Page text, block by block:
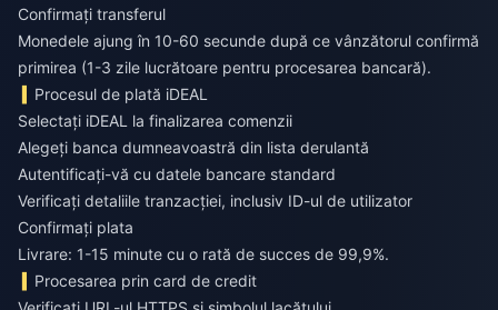
Confirmați transferul
Monedele ajung în 10-60 secunde după ce vânzătorul confirmă
primirea (1-3 zile lucrătoare pentru procesarea bancară).
Procesul de plată iDEAL
Selectați iDEAL la finalizarea comenzii
Alegeți banca dumneavoastră din lista derulantă
Autentificați-vă cu datele bancare standard
Verificați detaliile tranzacției, inclusiv ID-ul de utilizator
Confirmați plata
Livrare: 1-15 minute cu o rată de succes de 99,9%.
Procesarea prin card de credit